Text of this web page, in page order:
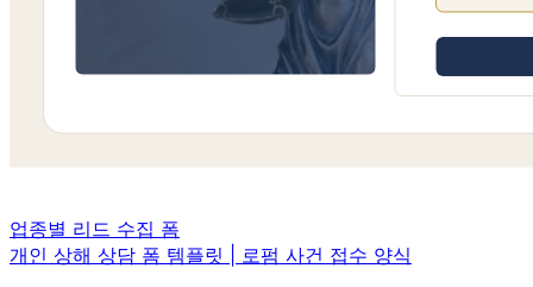
업종별 리드 수집 폼
개인 상해 상담 폼 템플릿 | 로펌 사건 접수 양식